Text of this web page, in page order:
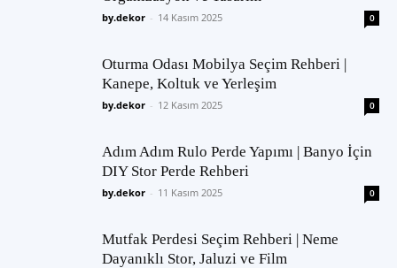
by.dekor - 14 Kasım 2025 0
Oturma Odası Mobilya Seçim Rehberi |
Kanepe, Koltuk ve Yerleşim
by.dekor - 12 Kasım 2025 0
Adım Adım Rulo Perde Yapımı | Banyo İçin
DIY Stor Perde Rehberi
by.dekor - 11 Kasım 2025 0
Mutfak Perdesi Seçim Rehberi | Neme
Dayanıklı Stor, Jaluzi ve Film